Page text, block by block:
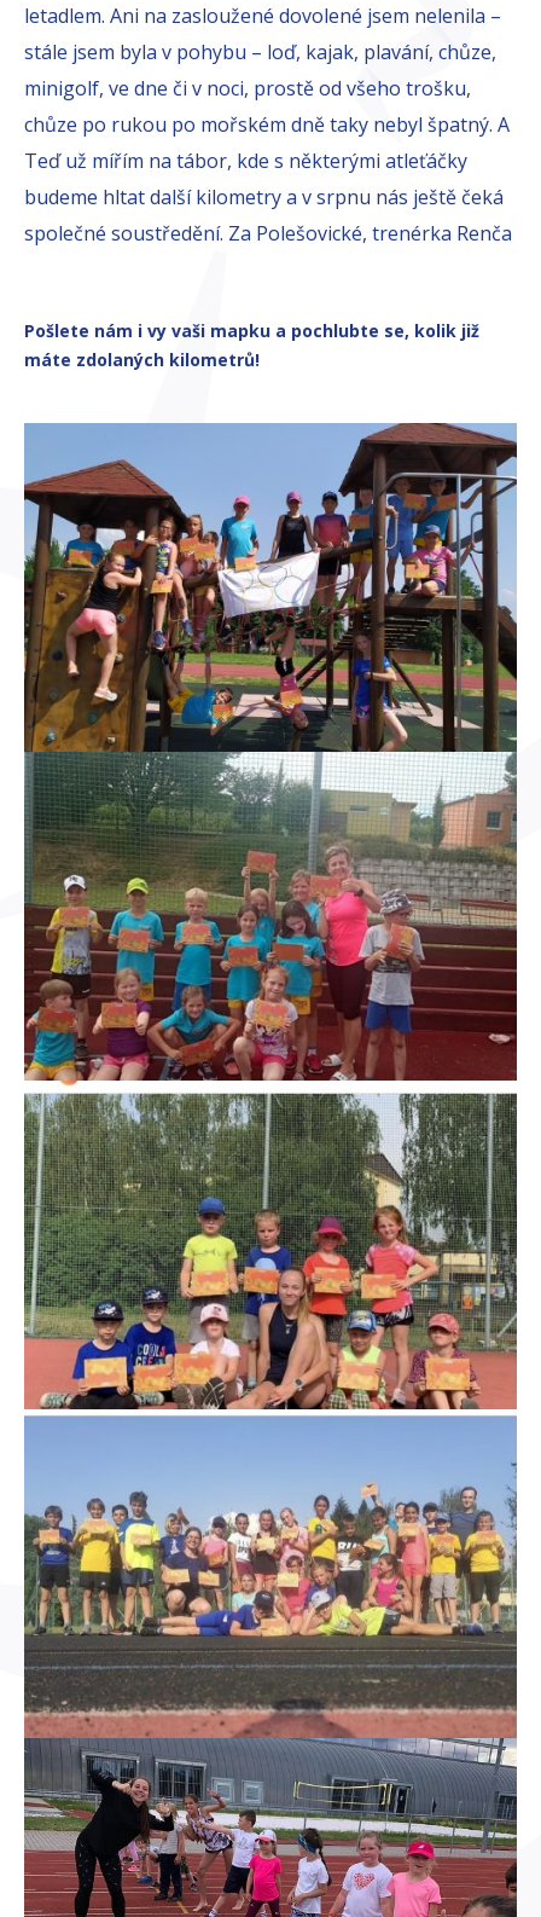
letadlem. Ani na zasloužené dovolené jsem nelenila –
stále jsem byla v pohybu – loď, kajak, plavání, chůze,
minigolf, ve dne či v noci, prostě od všeho trošku,
chůze po rukou po mořském dně taky nebyl špatný. A
Teď už mířím na tábor, kde s některými atleťáčky
budeme hltat další kilometry a v srpnu nás ještě čeká
společné soustředění. Za Polešovické, trenérka Renča
Pošlete nám i vy vaši mapku a pochlubte se, kolik již
máte zdolaných kilometrů!